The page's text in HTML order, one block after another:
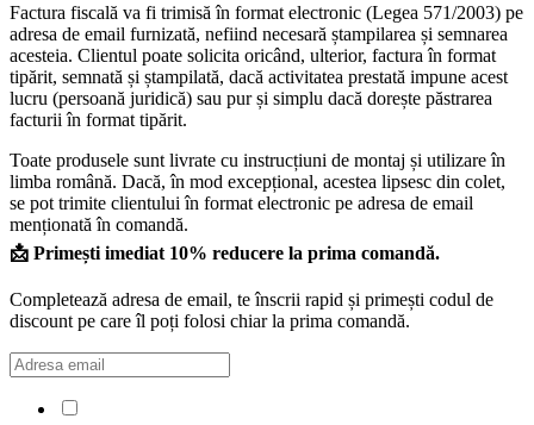
Factura fiscală va fi trimisă în format electronic (Legea 571/2003) pe
adresa de email furnizată, nefiind necesară ștampilarea și semnarea
acesteia. Clientul poate solicita oricând, ulterior, factura în format
tipărit, semnată și ștampilată, dacă activitatea prestată impune acest
lucru (persoană juridică) sau pur și simplu dacă dorește păstrarea
facturii în format tipărit.
Toate produsele sunt livrate cu instrucțiuni de montaj și utilizare în
limba română. Dacă, în mod excepțional, acestea lipsesc din colet,
se pot trimite clientului în format electronic pe adresa de email
menționată în comandă.
📩 Primești imediat 10% reducere la prima comandă.
Completează adresa de email, te înscrii rapid și primești codul de
discount pe care îl poți folosi chiar la prima comandă.